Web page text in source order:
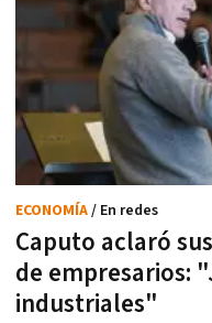
Caputo aclaró
de empresarios:
industriales"
ECONOMÍA/ En redes